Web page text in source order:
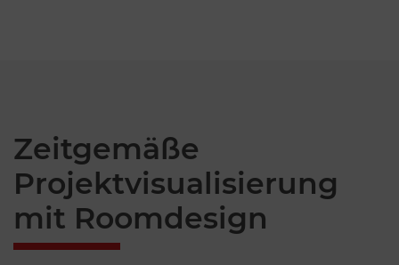
Zeitgemäße
Projektvisualisierung
mit Roomdesign